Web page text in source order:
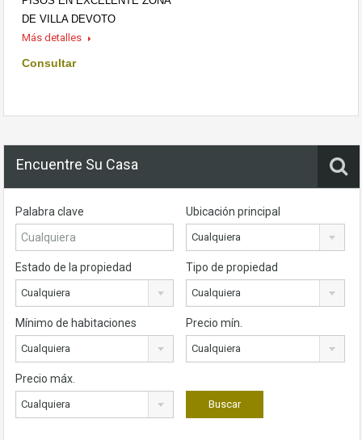
DE VILLA DEVOTO
Más detalles
Consultar
Encuentre Su Casa
Palabra clave Ubicación principal
Cualquiera
Estado de la propiedad
Cualquiera
Tipo de propiedad
Cualquiera
Mínimo de habitaciones
Cualquiera
Precio mín.
Cualquiera
Precio máx.
Cualquiera